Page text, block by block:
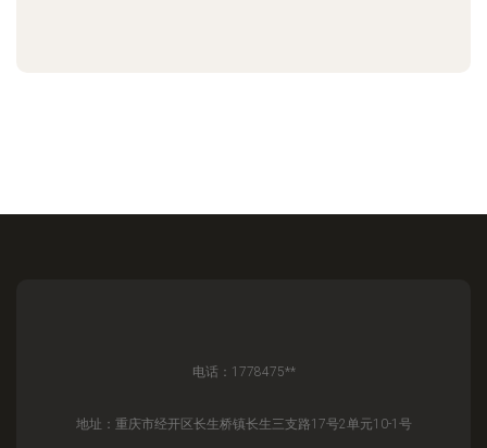
电话：1778475**
地址：重庆市经开区长生桥镇长生三支路17号2单元10-1号